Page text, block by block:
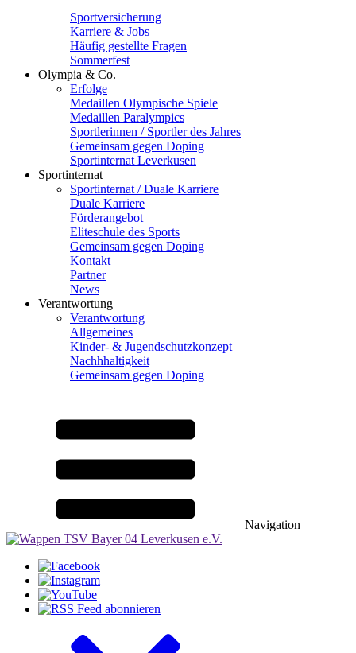
Sportversicherung
Karriere & Jobs
Häufig gestellte Fragen
Sommerfest
Olympia & Co.
Erfolge
Medaillen Olympische Spiele
Medaillen Paralympics
Sportlerinnen / Sportler des Jahres
Gemeinsam gegen Doping
Sportinternat Leverkusen
Sportinternat
Sportinternat / Duale Karriere
Duale Karriere
Förderangebot
Eliteschule des Sports
Gemeinsam gegen Doping
Kontakt
Partner
News
Verantwortung
Verantwortung
Allgemeines
Kinder- & Jugendschutzkonzept
Nachhhaltigkeit
Gemeinsam gegen Doping
Navigation